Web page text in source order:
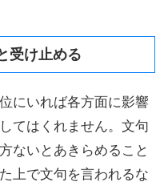
受け止める
にいれば各方面に影響
てはくれません。文句
ないとあきらめること
上で文句を言われるな